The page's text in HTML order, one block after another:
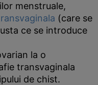
menstruale,
(care se
ce se introduce
la o
transvaginala
de chist.